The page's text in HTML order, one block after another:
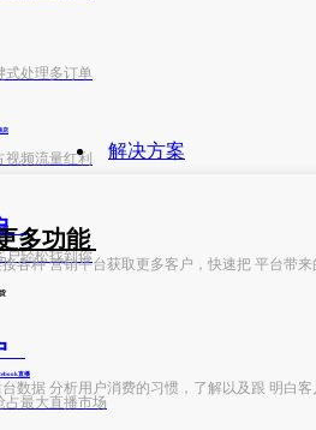
式处理多订单
店
视频流量红利
物
户轻松找到你
直播
占最大直播市场
多功能
解决方案
接各种 营销平台获取更多客户，快速把 平台带
台数据 分析用户消费的习惯，了解以及跟 明白